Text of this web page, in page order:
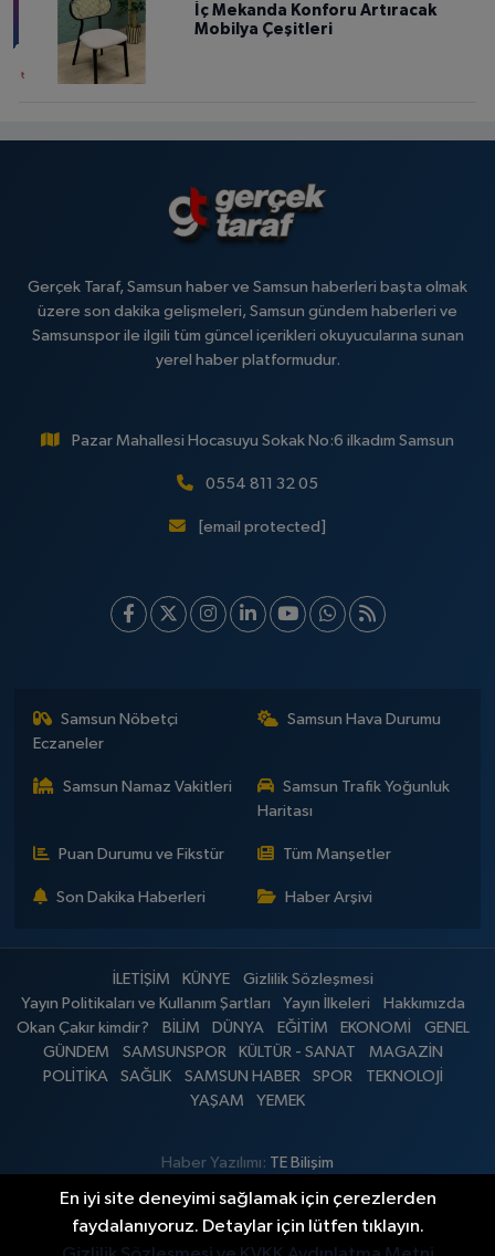
İç Mekanda Konforu Artıracak
Mobilya Çeşitleri
Gerçek Taraf, Samsun haber ve Samsun haberleri başta olmak
üzere son dakika gelişmeleri, Samsun gündem haberleri ve
Samsunspor ile ilgili tüm güncel içerikleri okuyucularına sunan
yerel haber platformudur.
Pazar Mahallesi Hocasuyu Sokak No:6 ilkadım Samsun
0554 811 32 05
[email protected]
Samsun Nöbetçi
Eczaneler
Samsun Hava Durumu
Samsun Namaz Vakitleri
Samsun Trafik Yoğunluk
Haritası
Puan Durumu ve Fikstür Tüm Manşetler
Son Dakika Haberleri Haber Arşivi
İLETİŞİM KÜNYE
Gizlilik Sözleşmesi
Yayın Politikaları ve Kullanım Şartları
Yayın İlkeleri
Hakkımızda
Okan Çakır kimdir?
BİLİM DÜNYA EĞİTİM EKONOMİ
GENEL
GÜNDEM
SAMSUNSPOR KÜLTÜR - SANAT
MAGAZİN
POLİTİKA
SAĞLIK SAMSUN HABER SPOR
TEKNOLOJİ
YAŞAM
YEMEK
Haber Yazılımı: TE Bilişim
En iyi site deneyimi sağlamak için çerezlerden
faydalanıyoruz. Detaylar için lütfen tıklayın.